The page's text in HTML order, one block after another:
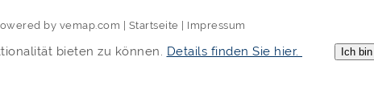
by vemap.com Startseite Impressum
bieten zu können. Details finden Sie hier.